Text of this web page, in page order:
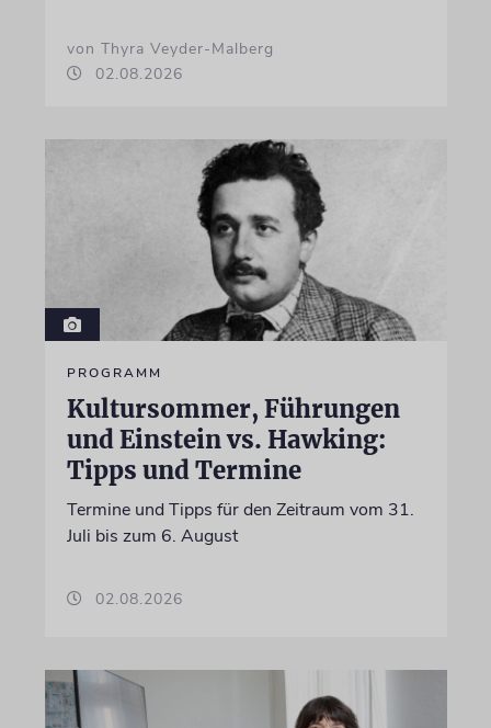
von Thyra Veyder-Malberg
02.08.2026
PROGRAMM
Kultursommer, Führungen
und Einstein vs. Hawking:
Tipps und Termine
Termine und Tipps für den Zeitraum vom 31.
Juli bis zum 6. August
02.08.2026